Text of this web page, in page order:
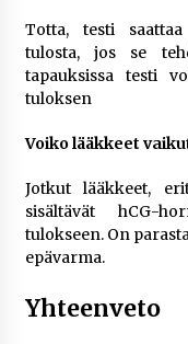
Totta, testi
tulosta, jos se
tapauksissa testi
tuloksen
Voiko lääkkeet
Jotkut lääkkeet,
sisältävät hCG-
tulokseen. On
epävarma.
Yhteenveto